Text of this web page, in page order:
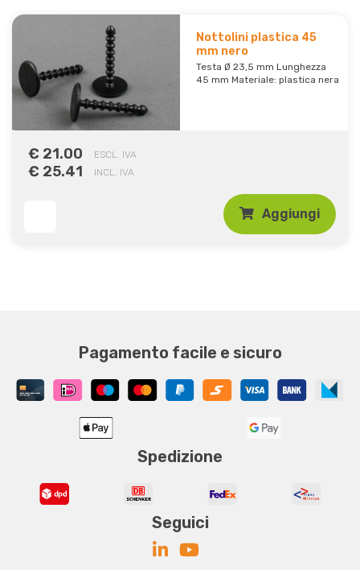
Nottolini plastica 45
mm nero
Testa Ø 23,5 mm Lunghezza
45 mm Materiale: plastica nera
€ 21.00 ESCL. IVA
€ 25.41 INCL. IVA
Aggiungi
Pagamento facile e sicuro
Spedizione
Seguici